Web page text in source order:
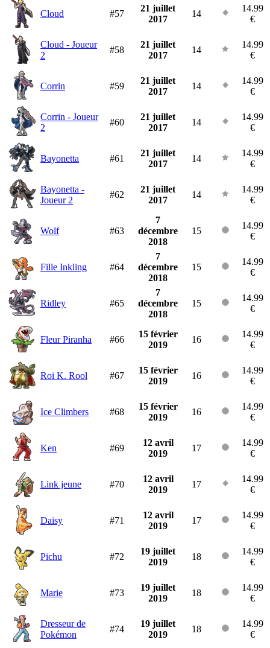
Cloud #57
21 juillet
2017
14
14.99
€
Cloud - Joueur
2
#58
21 juillet
2017
14
14.99
€
Corrin #59
21 juillet
2017
14
14.99
€
Corrin - Joueur
2
#60
21 juillet
2017
14
14.99
€
Bayonetta #61
21 juillet
2017
14
14.99
€
Bayonetta -
Joueur 2
#62
21 juillet
2017
14
14.99
€
Wolf #63
7
décembre
2018
15
14.99
€
Fille Inkling #64
7
décembre
2018
15
14.99
€
Ridley #65
7
décembre
2018
15
14.99
€
Fleur Piranha #66
15 février
2019
16
14.99
€
Roi K. Rool #67
15 février
2019
16
14.99
€
Ice Climbers #68
15 février
2019
16
14.99
€
Ken #69
12 avril
2019
17
14.99
€
Link jeune #70
12 avril
2019
17
14.99
€
Daisy #71
12 avril
2019
17
14.99
€
Pichu #72
19 juillet
2019
18
14.99
€
Marie #73
19 juillet
2019
18
14.99
€
Dresseur de
Pokémon
#74
19 juillet
2019
18
14.99
€